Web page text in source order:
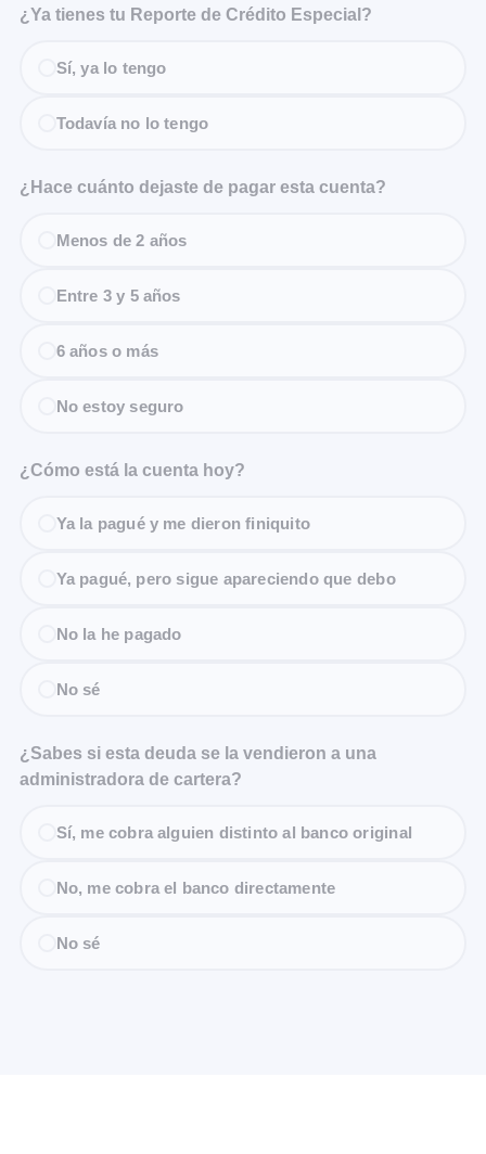
¿Ya tienes tu Reporte de Crédito Especial?
Sí, ya lo tengo
Todavía no lo tengo
¿Hace cuánto dejaste de pagar esta cuenta?
Menos de 2 años
Entre 3 y 5 años
6 años o más
No estoy seguro
¿Cómo está la cuenta hoy?
Ya la pagué y me dieron finiquito
Ya pagué, pero sigue apareciendo que debo
No la he pagado
No sé
¿Sabes si esta deuda se la vendieron a una
administradora de cartera?
Sí, me cobra alguien distinto al banco original
No, me cobra el banco directamente
No sé